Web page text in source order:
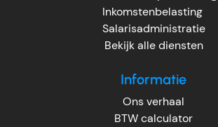
Inkomstenbelasting
Salarisadministratie
Bekijk alle diensten
Informatie
Ons verhaal
BTW calculator